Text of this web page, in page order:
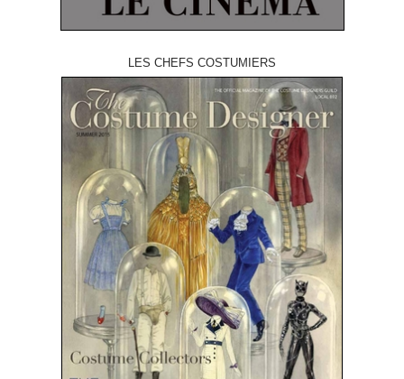
LES CHEFS COSTUMIERS